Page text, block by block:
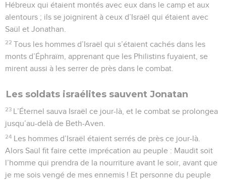
Hébreux qui étaient montés avec eux dans le camp et aux
alentours ; ils se joignirent à ceux d’Israël qui étaient avec
Saül et Jonathan.
22 Tous les hommes d’Israël qui s’étaient cachés dans les
monts d’Éphraïm, apprenant que les Philistins fuyaient, se
mirent aussi à les serrer de près dans le combat.
Les soldats israélites sauvent Jonatan
23 L’Éternel sauva Israël ce jour-là, et le combat se prolongea
jusqu’au-delà de Beth-Aven.
24 Les hommes d’Israël étaient serrés de près ce jour-là.
Alors Saül fit faire cette imprécation au peuple : Maudit soit
l’homme qui prendra de la nourriture avant le soir, avant que
je me sois vengé de mes ennemis ! Et personne du peuple